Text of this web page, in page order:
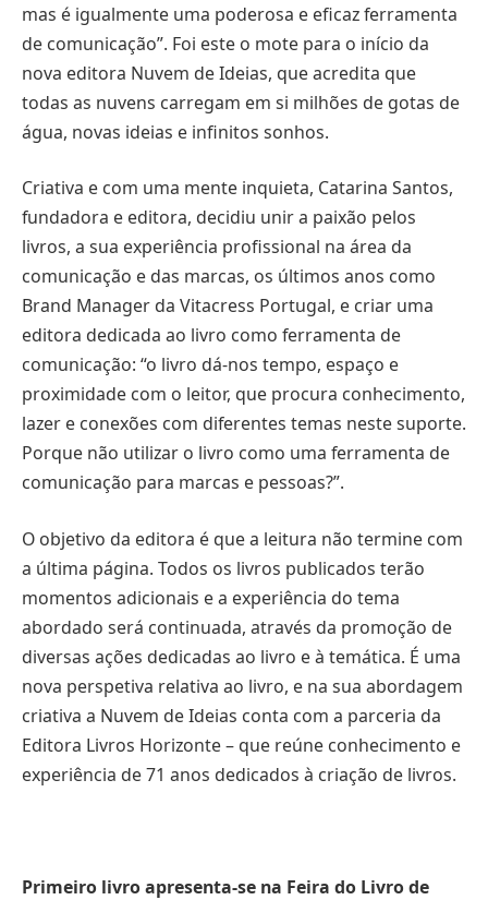
mas é igualmente uma poderosa e eficaz ferramenta
de comunicação”. Foi este o mote para o início da
nova editora Nuvem de Ideias, que acredita que
todas as nuvens carregam em si milhões de gotas de
água, novas ideias e infinitos sonhos.
Criativa e com uma mente inquieta, Catarina Santos,
fundadora e editora, decidiu unir a paixão pelos
livros, a sua experiência profissional na área da
comunicação e das marcas, os últimos anos como
Brand Manager da Vitacress Portugal, e criar uma
editora dedicada ao livro como ferramenta de
comunicação: “o livro dá-nos tempo, espaço e
proximidade com o leitor, que procura conhecimento,
lazer e conexões com diferentes temas neste suporte.
Porque não utilizar o livro como uma ferramenta de
comunicação para marcas e pessoas?”.
O objetivo da editora é que a leitura não termine com
a última página. Todos os livros publicados terão
momentos adicionais e a experiência do tema
abordado será continuada, através da promoção de
diversas ações dedicadas ao livro e à temática. É uma
nova perspetiva relativa ao livro, e na sua abordagem
criativa a Nuvem de Ideias conta com a parceria da
Editora Livros Horizonte – que reúne conhecimento e
experiência de 71 anos dedicados à criação de livros.
Primeiro livro apresenta-se na Feira do Livro de